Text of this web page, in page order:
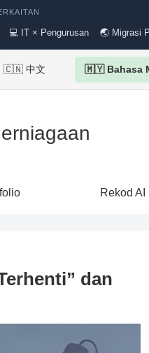
💻 IT × Pengurusan 🌏 Migrasi
🇨🇳 中文 🇲🇾 Bahasa
Rekod AI
dan